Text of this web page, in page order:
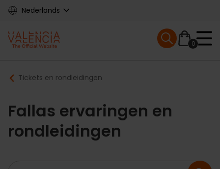
Skip
content
Nederlands
Main
navigation
0
Mobile menu
Breadcrumb
Tickets en rondleidingen
Fallas ervaringen en
rondleidingen